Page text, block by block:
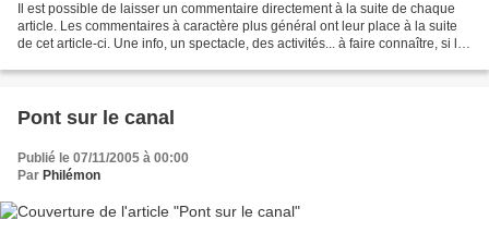
Il est possible de laisser un commentaire directement à la suite de chaque
article. Les commentaires à caractère plus général ont leur place à la suite
de cet article-ci. Une info, un spectacle, des activités... à faire connaître, si les
Pont sur le canal
Publié le 07/11/2005 à 00:00
Par Philémon